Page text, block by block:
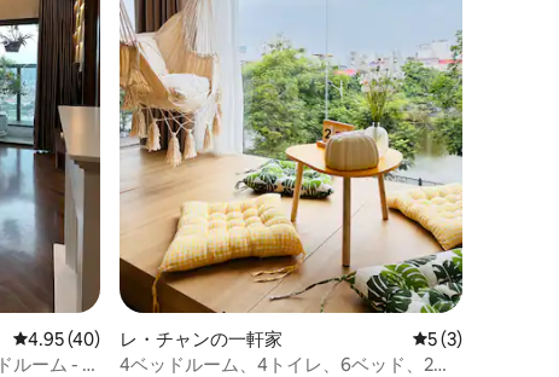
レビュー40件、5つ星中4.95つ星の平均評価
4.95 (40)
ルーム - 2
レ・チャンの一軒家 レビュー3件、5
5 (3)
4ベッドルーム、4トイレ、6ベッド、2マ